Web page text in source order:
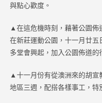
與點心歡度。
▲在這危機時刻，藉著公園佈
在新莊運動公園，十一月廿
多堂會興起，加入公園佈道的
▲十一月份有從澳洲來的胡宣
地區三週，配搭各樣事工，特